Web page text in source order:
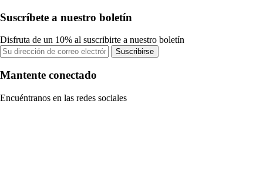
Suscríbete a nuestro boletín
Disfruta de un 10% al suscribirte a nuestro boletín
Suscribirse
Mantente conectado
Encuéntranos en las redes sociales